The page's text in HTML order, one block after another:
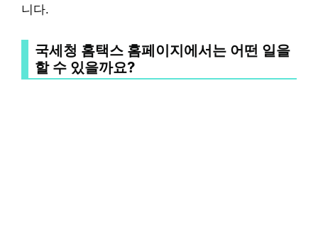
니다.
국세청 홈택스 홈페이지에서는 어떤 일을
할 수 있을까요?